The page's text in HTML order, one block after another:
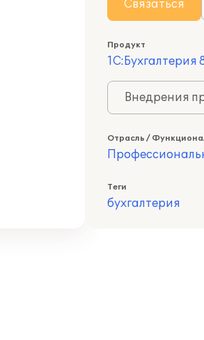
Связаться
Продукт
1С:Бухгалтерия
Внедрения
Отрасль /
Теги
бухгалтерия